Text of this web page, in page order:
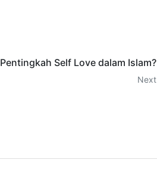
Pentingkah Self Love dalam Islam?
Next